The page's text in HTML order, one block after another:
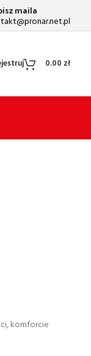
maila
0.00 zł
komforcie